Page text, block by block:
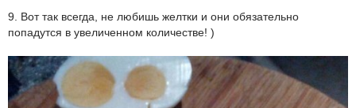
9. Вот так всегда, не любишь желтки и они обязательно
попадутся в увеличенном количестве! )